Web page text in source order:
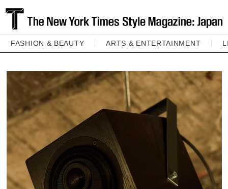
FASHION & BEAUTY ARTS & ENTERTAINMENT